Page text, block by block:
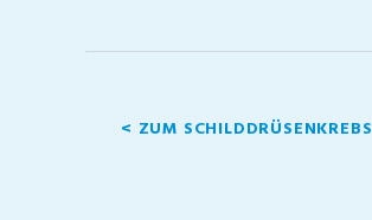
< ZUM SCHILDDRÜSENKREBS